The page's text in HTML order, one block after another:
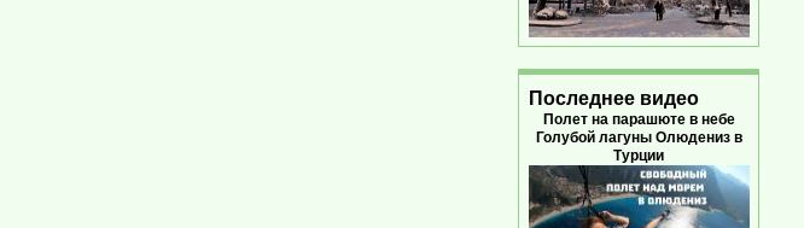
Последнее видео
Полет на парашюте в небе
Голубой лагуны Олюдениз в
Турции